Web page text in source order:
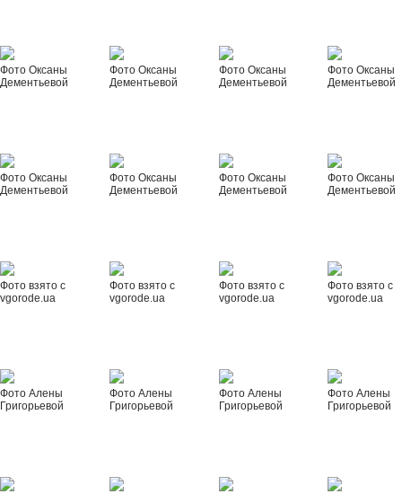
Фото Оксаны
Дементьевой
Фото Оксаны
Дементьевой
Фото Оксаны
Дементьевой
Фото Оксаны
Дементьевой
Фото Оксаны
Дементьевой
Фото Оксаны
Дементьевой
Фото Оксаны
Дементьевой
Фото Оксаны
Дементьевой
Фото взято с
vgorode.ua
Фото взято с
vgorode.ua
Фото взято с
vgorode.ua
Фото взято с
vgorode.ua
Фото Алены
Григорьевой
Фото Алены
Григорьевой
Фото Алены
Григорьевой
Фото Алены
Григорьевой